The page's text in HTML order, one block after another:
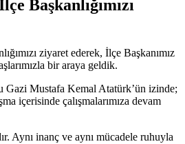
Başkanlığımızı
ziyaret ederek, İlçe Başkanımız
bir araya geldik.
Mustafa Kemal Atatürk’ün izinde;
içerisinde çalışmalarımıza devam
Aynı inanç ve aynı mücadele ruhuyla